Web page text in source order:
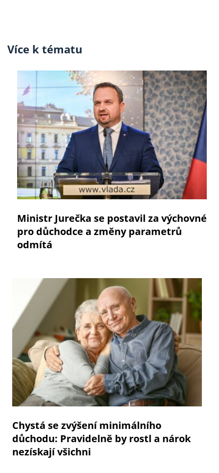
Více k tématu
Ministr Jurečka se postavil za výchovné
pro důchodce a změny parametrů
odmítá
Chystá se zvýšení minimálního
důchodu: Pravidelně by rostl a nárok
nezískají všichni